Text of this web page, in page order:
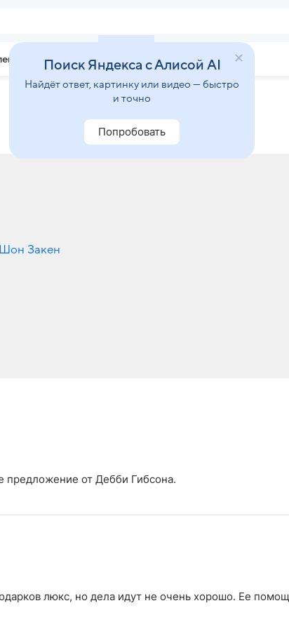
Звезды
Шон Закен
предложение от Дебби Гибсона.
люкс, но дела идут не очень хорошо. Ее
Поиск Яндекса с Алисой AI
Найдёт ответ, картинку или видео — быстро
и точно
Попробовать